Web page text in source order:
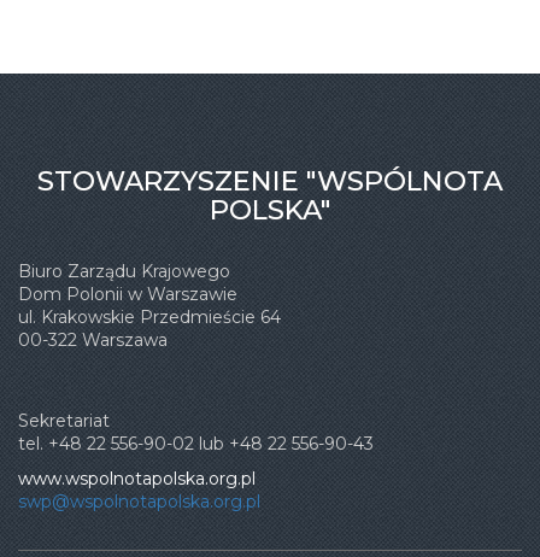
STOWARZYSZENIE "WSPÓLNOTA
POLSKA"
Biuro Zarządu Krajowego
Dom Polonii w Warszawie
ul. Krakowskie Przedmieście 64
00-322 Warszawa
Sekretariat
tel. +48 22 556-90-02 lub +48 22 556-90-43
www.wspolnotapolska.org.pl
swp@wspolnotapolska.org.pl